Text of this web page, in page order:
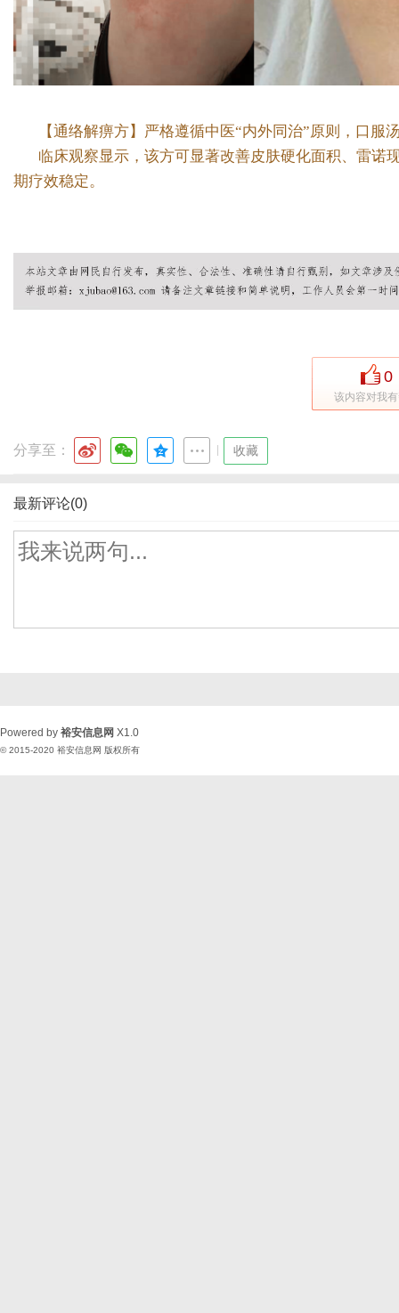
【通络解痹方】严格遵循中医“内外同治”原则，口
临床观察显示，该方可显著改善皮肤硬化面积、雷诺
期疗效稳定。
0
该内容对我
分享至： 收藏
最新评论(0)
Powered by 裕安信息网 X1.0
© 2015-2020 裕安信息网 版权所有